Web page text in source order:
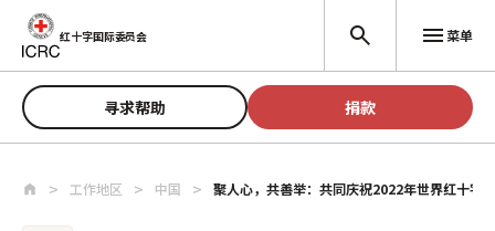
跳至主要内容
红十字国际委员会 菜单
寻求帮助 捐款
工作地区 中国 聚人心，共善举：共同庆祝2022年世界红十字